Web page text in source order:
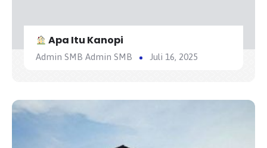
Apa Itu Kanopi
Admin SMB Admin SMB Juli 16, 2025